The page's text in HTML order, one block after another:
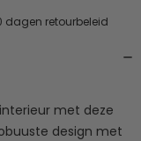
dagen retourbeleid
met deze
design met